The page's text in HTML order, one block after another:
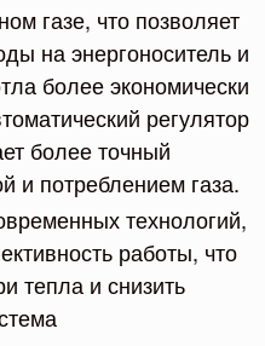
газе, что позволяет
на энергоноситель и
более экономически
регулятор
более точный
и потреблением газа.
технологий,
работы, что
тепла и снизить